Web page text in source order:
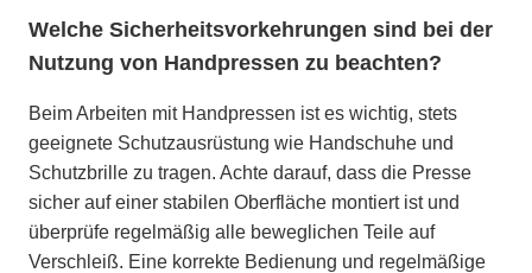
Welche Sicherheitsvorkehrungen sind bei der
Nutzung von Handpressen zu beachten?
Beim Arbeiten mit Handpressen ist es wichtig, stets
geeignete Schutzausrüstung wie Handschuhe und
Schutzbrille zu tragen. Achte darauf, dass die Presse
sicher auf einer stabilen Oberfläche montiert ist und
überprüfe regelmäßig alle beweglichen Teile auf
Verschleiß. Eine korrekte Bedienung und regelmäßige